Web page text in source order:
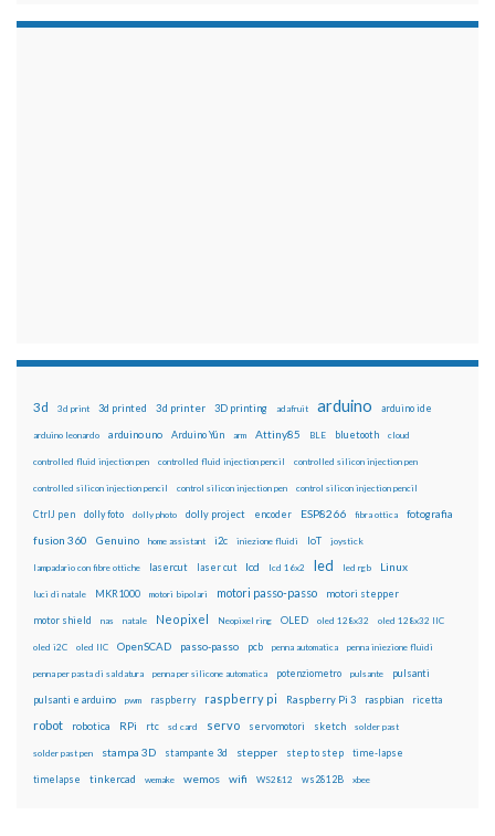
3d 3d print 3d printed 3d printer 3D printing adafruit arduino arduino ide
arduino leonardo arduino uno Arduino Yún arm Attiny85 BLE bluetooth cloud
controlled fluid injection pen controlled fluid injection pencil controlled silicon injection pen
controlled silicon injection pencil control silicon injection pen control silicon injection pencil
CtrlJ pen dolly foto dolly photo dolly project encoder ESP8266 fibra ottica fotografia
fusion 360 Genuino home assistant i2c iniezione fluidi IoT joystick
lampadario con fibre ottiche lasercut laser cut lcd lcd 16x2 led led rgb Linux
luci di natale MKR1000 motori bipolari motori passo-passo motori stepper
motor shield nas natale Neopixel Neopixel ring OLED oled 128x32 oled 128x32 IIC
oled i2C oled IIC OpenSCAD passo-passo pcb penna automatica penna iniezione fluidi
penna per pasta di saldatura penna per silicone automatica potenziometro pulsante pulsanti
pulsanti e arduino pwm raspberry raspberry pi Raspberry Pi 3 raspbian ricetta
robot robotica RPi rtc sd card servo servomotori sketch solder past
solder past pen stampa 3D stampante 3d stepper step to step time-lapse
timelapse tinkercad wemake wemos wifi WS2812 ws2812B xbee